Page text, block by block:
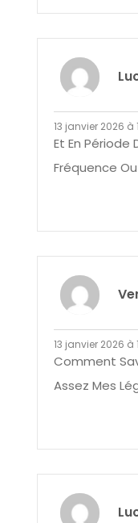
13 janvier 2026 à
Et En Période
Fréquence
13 janvier 2026 à
Comment
Assez Mes